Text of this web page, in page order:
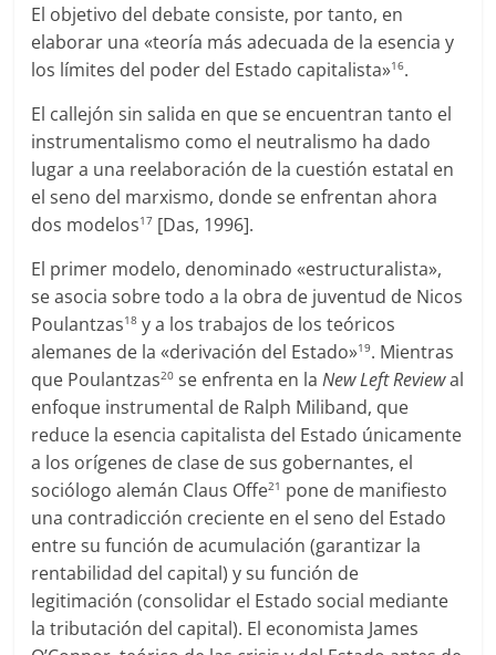
El objetivo del debate consiste, por tanto, en
elaborar una «teoría más adecuada de la esencia y
los límites del poder del Estado capitalista»16.
El callejón sin salida en que se encuentran tanto el
instrumentalismo como el neutralismo ha dado
lugar a una reelaboración de la cuestión estatal en
el seno del marxismo, donde se enfrentan ahora
dos modelos17 [Das, 1996].
El primer modelo, denominado «estructuralista»,
se asocia sobre todo a la obra de juventud de Nicos
Poulantzas18 y a los trabajos de los teóricos
alemanes de la «derivación del Estado»19. Mientras
que Poulantzas20 se enfrenta en laNew Left Reviewal
enfoque instrumental de Ralph Miliband, que
reduce la esencia capitalista del Estado únicamente
a los orígenes de clase de sus gobernantes, el
sociólogo alemán Claus Offe21 pone de manifiesto
una contradicción creciente en el seno del Estado
entre su función de acumulación (garantizar la
rentabilidad del capital) y su función de
legitimación (consolidar el Estado social mediante
la tributación del capital). El economista James